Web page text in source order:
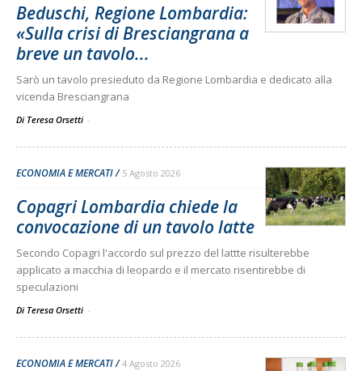
Beduschi, Regione Lombardia:
«Sulla crisi di Bresciangrana a
breve un tavolo...
Sarò un tavolo presieduto da Regione Lombardia e dedicato alla
vicenda Bresciangrana
Di Teresa Orsetti -
ECONOMIA E MERCATI 5 Agosto 2026
Copagri Lombardia chiede la
convocazione di un tavolo latte
Secondo Copagri l'accordo sul prezzo del lattte risulterebbe
applicato a macchia di leopardo e il mercato risentirebbe di
speculazioni
Di Teresa Orsetti -
ECONOMIA E MERCATI 4 Agosto 2026